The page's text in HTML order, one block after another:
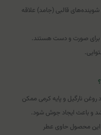
قالبی (جامد) علاقه
برای صورت و دست هستند.
روغن نارگیل و پایه کرمی ممکن
و باعث ایجاد جوش شود.
این محصول حاوی عطر